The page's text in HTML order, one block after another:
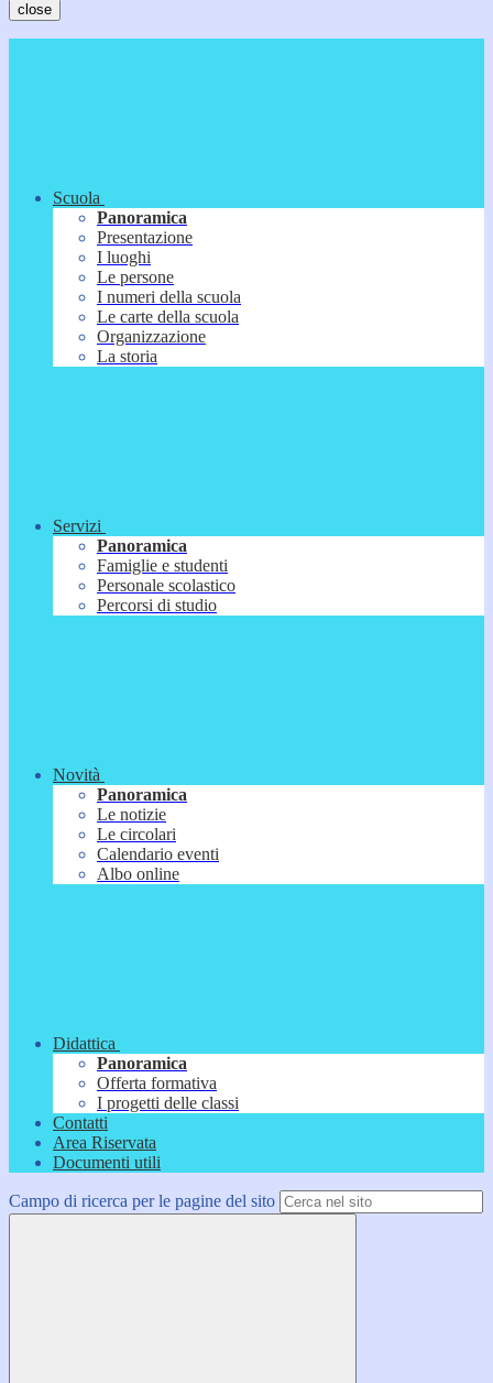
close
Scuola
Panoramica
Presentazione
I luoghi
Le persone
I numeri della scuola
Le carte della scuola
Organizzazione
La storia
Servizi
Panoramica
Famiglie e studenti
Personale scolastico
Percorsi di studio
Novità
Panoramica
Le notizie
Le circolari
Calendario eventi
Albo online
Didattica
Panoramica
Offerta formativa
I progetti delle classi
Contatti
Area Riservata
Documenti utili
Campo di ricerca per le pagine del sito